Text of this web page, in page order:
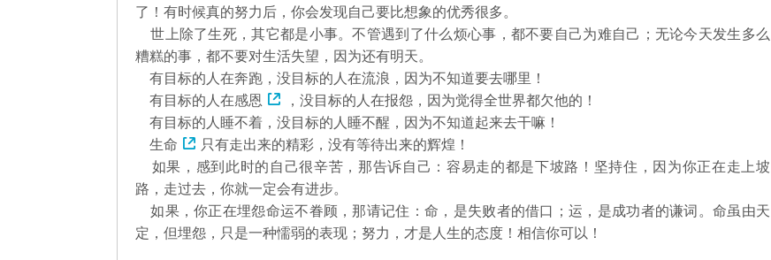
了！有时候真的努力后，你会发现自己要比想象的优秀很多。
世上除了生死，其它都是小事。不管遇到了什么烦心事，都不要自己为难自己；无论今天发生多么
糟糕的事，都不要对生活失望，因为还有明天。
有目标的人在奔跑，没目标的人在流浪，因为不知道要去哪里！
有目标的人在感恩
，没目标的人在报怨，因为觉得全世界都欠他的！
有目标的人睡不着，没目标的人睡不醒，因为不知道起来去干嘛！
生命
只有走出来的精彩，没有等待出来的辉煌！
如果，感到此时的自己很辛苦，那告诉自己：容易走的都是下坡路！坚持住，因为你正在走上坡
路，走过去，你就一定会有进步。
如果，你正在埋怨命运不眷顾，那请记住：命，是失败者的借口；运，是成功者的谦词。命虽由天
定，但埋怨，只是一种懦弱的表现；努力，才是人生的态度！相信你可以！